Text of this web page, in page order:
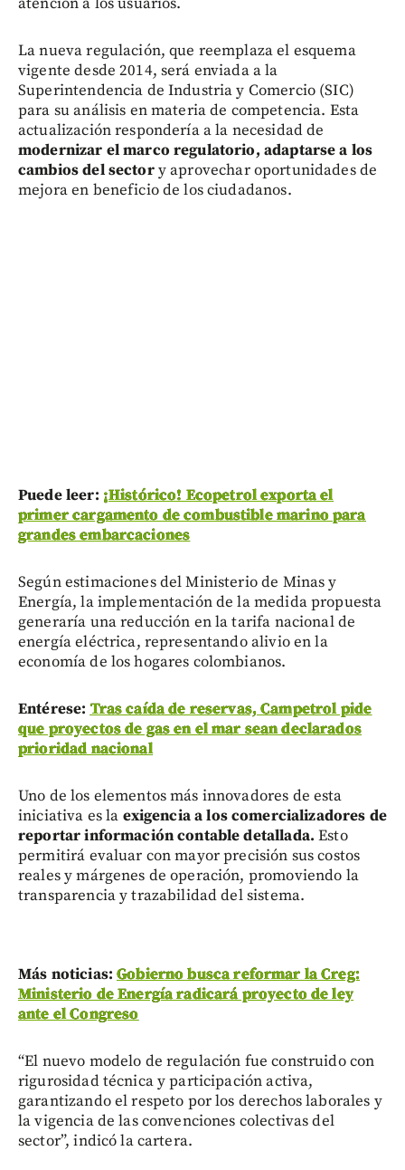
La nueva regulación, que reemplaza el esquema
vigente desde 2014, será enviada a la
Superintendencia de Industria y Comercio (SIC)
para su análisis en materia de competencia. Esta
actualización respondería a la necesidad de
modernizar el marco regulatorio, adaptarse a los
cambios del sectory aprovechar oportunidades de
mejora en beneficio de los ciudadanos.
Puede leer: ¡Histórico! Ecopetrol exporta el
primer cargamento de combustible marino para
grandes embarcaciones
Según estimaciones del Ministerio de Minas y
Energía, la implementación de la medida propuesta
generaría una reducción en la tarifa nacional de
energía eléctrica, representando alivio en la
economía de los hogares colombianos.
Entérese: Tras caída de reservas, Campetrol pide
que proyectos de gas en el mar sean declarados
prioridad nacional
Uno de los elementos más innovadores de esta
iniciativa es la exigencia a los comercializadores de
reportar información contable detallada.Esto
permitirá evaluar con mayor precisión sus costos
reales y márgenes de operación, promoviendo la
transparencia y trazabilidad del sistema.
Más noticias:Gobierno busca reformar la Creg:
Ministerio de Energía radicará proyecto de ley
ante el Congreso
“El nuevo modelo de regulación fue construido con
rigurosidad técnica y participación activa,
garantizando el respeto por los derechos laborales y
la vigencia de las convenciones colectivas del
sector”, indicó la cartera.